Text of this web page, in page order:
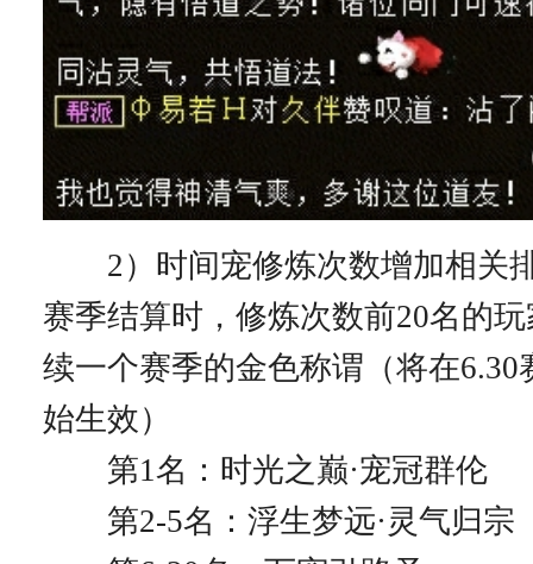
2）时间宠修炼次数增加相关
赛季结算时，修炼次数前20名的
续一个赛季的金色称谓（将在6.30
始生效）
第1名：时光之巅·宠冠群伦
第2-5名：浮生梦远·灵气归宗